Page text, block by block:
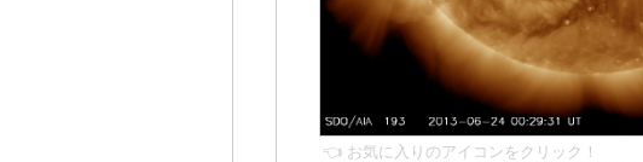
👈 お気に入りのアイコンをクリック！